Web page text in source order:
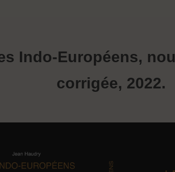
Indo-Européens,
corrigée, 2022.